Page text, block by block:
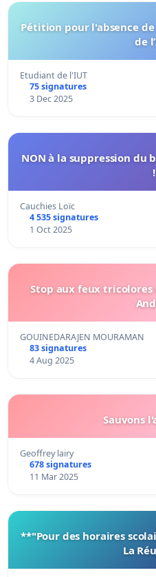
Pétition pour l'absence de Madame Félix – Cafétéria
de
Etudiant de l'IUT
75 signatures
3 Dec 2025
NON à la suppression du
!
Cauchies Loïc
4 535 signatures
1 Oct 2025
Stop aux feux
GOUINEDARAJEN MOURAMAN
83 signatures
4 Aug 2025
Sauvons
Geoffrey lairy
678 signatures
11 Mar 2025
**"Pour des horaires
La